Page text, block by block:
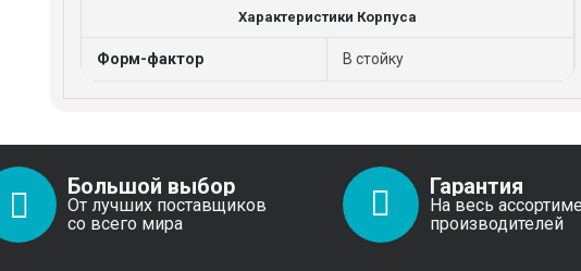
Характеристики Корпуса
Форм-фактор В стойку
Большой выбор
От лучших поставщиков
со всего мира
Гарантия
На весь
производителей